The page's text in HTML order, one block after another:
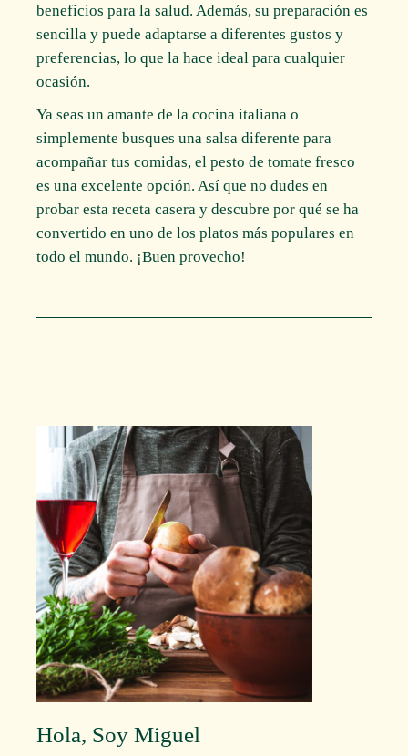
beneficios para la salud. Además, su preparación es
sencilla y puede adaptarse a diferentes gustos y
preferencias, lo que la hace ideal para cualquier
ocasión.
Ya seas un amante de la cocina italiana o
simplemente busques una salsa diferente para
acompañar tus comidas, el pesto de tomate fresco
es una excelente opción. Así que no dudes en
probar esta receta casera y descubre por qué se ha
convertido en uno de los platos más populares en
todo el mundo. ¡Buen provecho!
Hola, Soy Miguel